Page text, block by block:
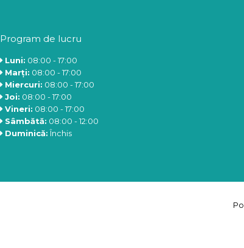
Program de lucru
Luni: 08:00 - 17:00
Marți: 08:00 - 17:00
Miercuri: 08:00 - 17:00
Joi: 08:00 - 17:00
Vineri: 08:00 - 17:00
Sâmbătă: 08:00 - 12:00
Duminică:Închis